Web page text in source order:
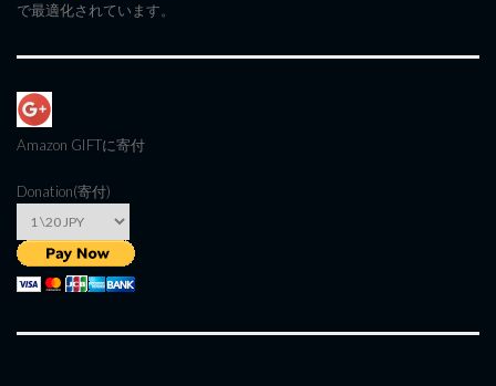
で最適化されています。
Amazon GIFTに寄付
Donation(寄付)